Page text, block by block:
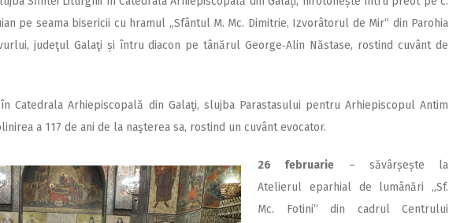
pe seama bisericii cu hramul „Sfântul M. Mc. Dimitrie, Izvorâtorul de Mir“ din Parohia
judeţul Galaţi și întru diacon pe tânărul George‑Alin Năstase, rostind cuvânt de
Catedrala Arhiepis­copală din Galaţi, slujba Parastasului pentru Arhiepiscopul Antim
a 117 de ani de la naşterea sa, rostind un cuvânt evocator.
26 februarie – săvârșește la
Atelierul eparhial de lumânări „Sf.
Mc. Fotini“ din cadrul Centrului